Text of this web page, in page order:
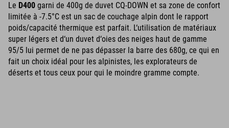
Le D400 garni de 400g de duvet CQ-DOWN et sa zone de confort
limitée à -7.5°C est un sac de couchage alpin dont le rapport
poids/capacité thermique est parfait. L‘utilisation de matériaux
super légers et d‘un duvet d‘oies des neiges haut de gamme
95/5 lui permet de ne pas dépasser la barre des 680g, ce qui en
fait un choix idéal pour les alpinistes, les explorateurs de
déserts et tous ceux pour qui le moindre gramme compte.